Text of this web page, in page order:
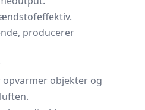
producerer
objekter og